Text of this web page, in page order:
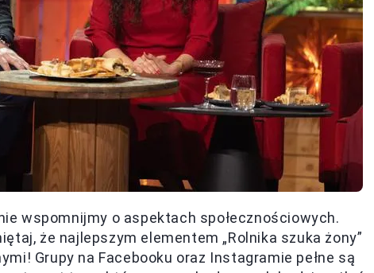
wspomnijmy o aspektach społecznościowych.
że najlepszym elementem „Rolnika szuka żony”
Grupy na Facebooku oraz Instagramie pełne są